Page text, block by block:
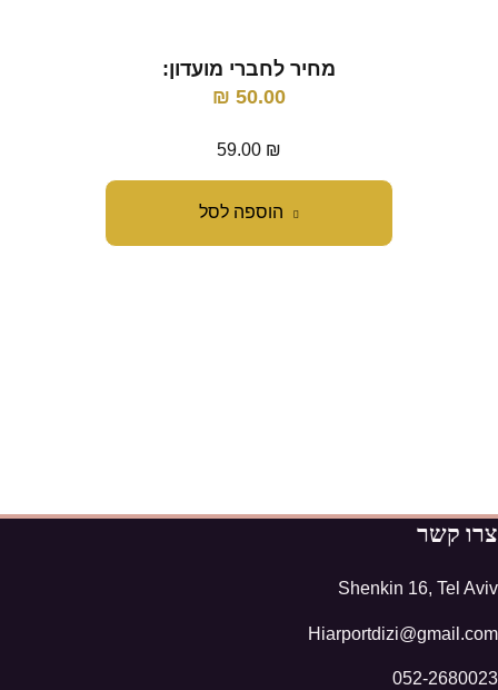
הוספה לסל
מחיר לחברי מועדון:
50.00
₪
59.00 ₪
צרו קשר
Shenkin 16, Tel Aviv
Hiarportdizi@gmail.com
052-2680023